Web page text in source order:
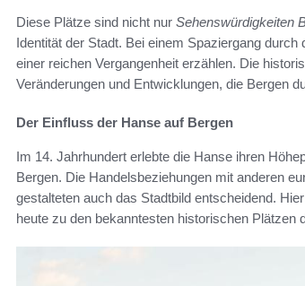
Diese Plätze sind nicht nur Sehenswürdigkeiten
Identität der Stadt. Bei einem Spaziergang
einer reichen Vergangenheit erzählen. Die
Veränderungen und Entwicklungen, die Bergen
Der Einfluss der Hanse auf Bergen
Im 14. Jahrhundert erlebte die Hanse ihren
Bergen. Die Handelsbeziehungen mit anderen
gestalteten auch das Stadtbild entscheidend.
heute zu den bekanntesten historischen Plätzen